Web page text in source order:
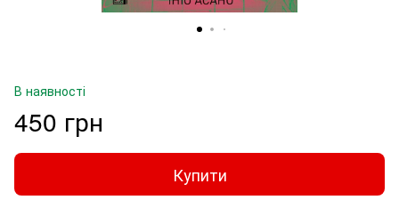
В наявності
450 грн
Купити